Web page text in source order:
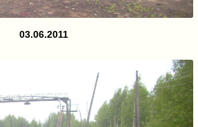
03.06.2011